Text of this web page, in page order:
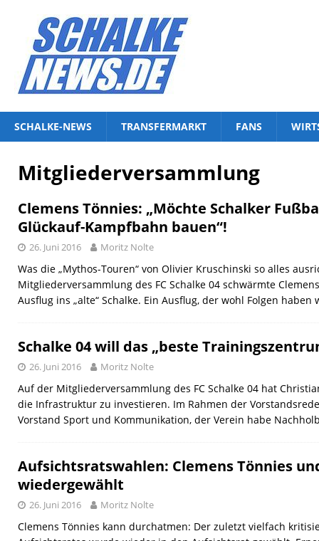
SCHALKE-NEWS TRANSFERMARKT FANS
Mitgliederversammlung
Clemens Tönnies: „Möchte Schalker
Glückauf-Kampfbahn bauen“!
26. Juni 2016 Moritz Nolte
Was die „Mythos-Touren“ von Olivier Kruschinski so alles
Mitgliederversammlung des FC Schalke 04 schwärmte
Ausflug ins „alte“ Schalke. Ein Ausflug, der wohl Folgen haben
Schalke 04 will das „beste
26. Juni 2016 Moritz Nolte
Auf der Mitgliederversammlung des FC Schalke 04 hat
die Infrastruktur zu investieren. Im Rahmen der
Vorstand Sport und Kommunikation, der Verein habe
Aufsichtsratswahlen: Clemens Tönnies
wiedergewählt
26. Juni 2016 Moritz Nolte
Clemens Tönnies kann durchatmen: Der zuletzt vielfach